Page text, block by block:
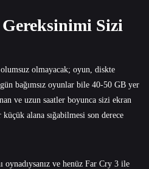
Sizi
olmayacak; oyun, diskte
bağımsız oyunlar bile 40-50 GB yer
ve uzun saatler boyunca sizi ekran
küçük alana sığabilmesi son derece
ve henüz Far Cry 3 ile